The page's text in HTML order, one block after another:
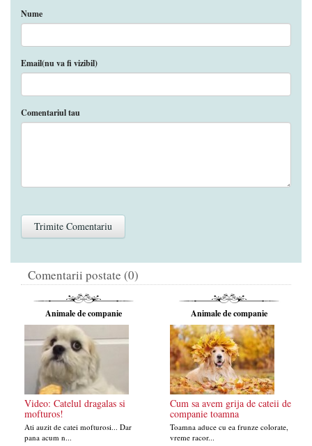
Nume
Email(nu va fi vizibil)
Comentariul tau
Comentarii postate (0)
Animale de companie
Video: Catelul dragalas si
mofturos!
Ati auzit de catei mofturosi... Dar
pana acum n...
Animale de companie
Cum sa avem grija de cateii de
companie toamna
Toamna aduce cu ea frunze colorate,
vreme racor...